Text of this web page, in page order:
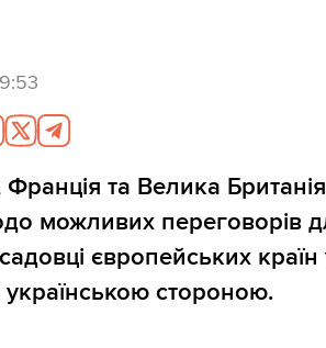
Франція та Велика
можливих переговорів
європейських
українською стороною.